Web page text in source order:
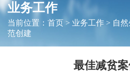
业务工作
当前位置： 首页> 业务工作> 自
范创建
最佳减贫案